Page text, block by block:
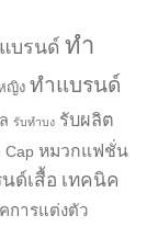
บรนด์ ทำ
ญิง ทำแบรนด์
รับทำบง รับผลิต
หมวกแฟชั่น
ด์เสื้อ เทคนิค
การแต่งตัว